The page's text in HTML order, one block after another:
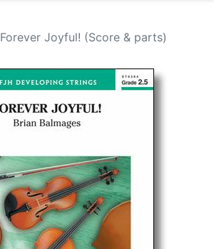
Forever Joyful! (Score & parts)